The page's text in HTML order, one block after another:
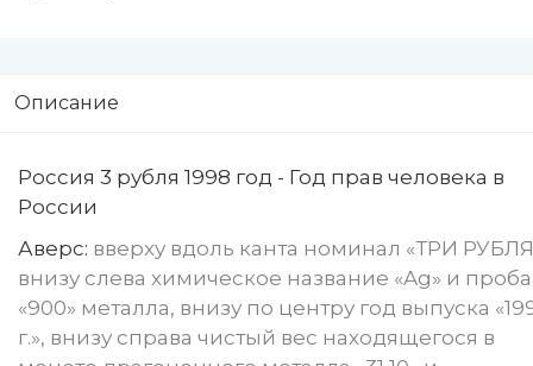
Описание
Россия 3 рубля 1998 год - Год прав человека в
России
Аверс: вверху вдоль канта номинал «ТРИ
внизу слева химическое название «Ag» и проба
«900» металла, внизу по центру год выпуска
г.», внизу справа чистый вес находящегося в